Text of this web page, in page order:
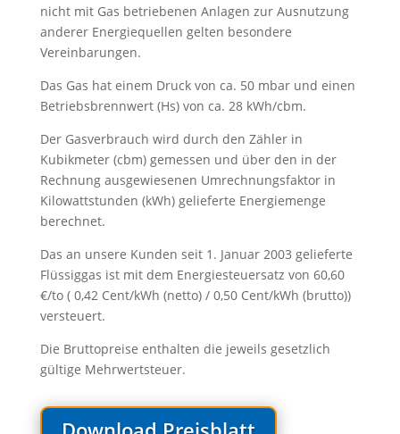
nicht mit Gas betriebenen Anlagen zur Ausnutzung
anderer Energiequellen gelten besondere
Vereinbarungen.
Das Gas hat einem Druck von ca. 50 mbar und einen
Betriebsbrennwert (Hs) von ca. 28 kWh/cbm.
Der Gasverbrauch wird durch den Zähler in
Kubikmeter (cbm) gemessen und über den in der
Rechnung ausgewiesenen Umrechnungsfaktor in
Kilowattstunden (kWh) gelieferte Energiemenge
berechnet.
Das an unsere Kunden seit 1. Januar 2003 gelieferte
Flüssiggas ist mit dem Energiesteuersatz von 60,60
€/to ( 0,42 Cent/kWh (netto) / 0,50 Cent/kWh (brutto))
versteuert.
Die Bruttopreise enthalten die jeweils gesetzlich
gültige Mehrwertsteuer.